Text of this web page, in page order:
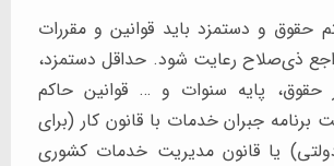
حقوق و دستمزد باید قوانین و مقررات
ذی‌صلاح رعایت شود. حداقل دستمزد،
حقوق، پایه سنوات و … قوانین حاکم
برنامه جبران خدمات با قانون کار (برای
یا قانون مدیریت خدمات کشوری